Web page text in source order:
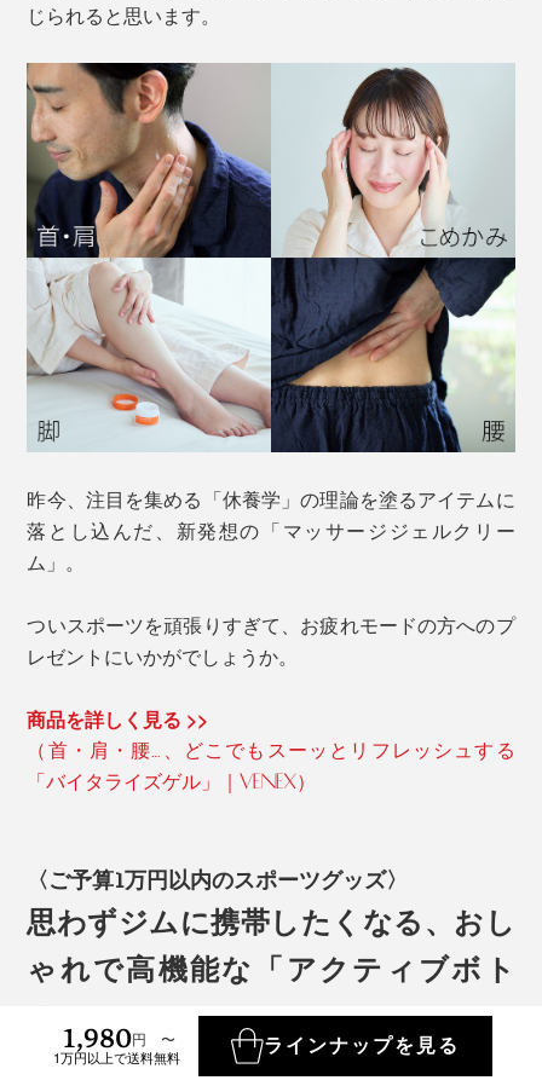
じられると思います。
昨今、注目を集める「休養学」の理論を塗るアイテムに
落とし込んだ、新発想の「マッサージジェルクリー
ム」。
ついスポーツを頑張りすぎて、お疲れモードの方へのプ
レゼントにいかがでしょうか。
商品を詳しく見る >>
（首・肩・腰…、どこでもスーッとリフレッシュする
「バイタライズゲル」｜VENEX）
〈ご予算1万円以内のスポーツグッズ〉
思わずジムに携帯したくなる、おし
ゃれで高機能な「アクティブボト
1,980円 〜
1万円以上で送料無料
ラインナップを見る